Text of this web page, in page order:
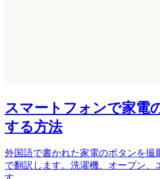
スマートフォンで家電
する方法
外国語で書かれた家電のボタンを撮
で翻訳します。洗濯機、オーブン、